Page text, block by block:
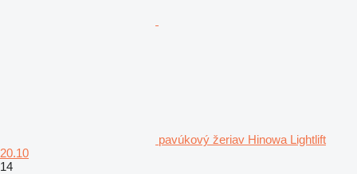
pavúkový žeriav Hinowa Lightlift
20.10
14